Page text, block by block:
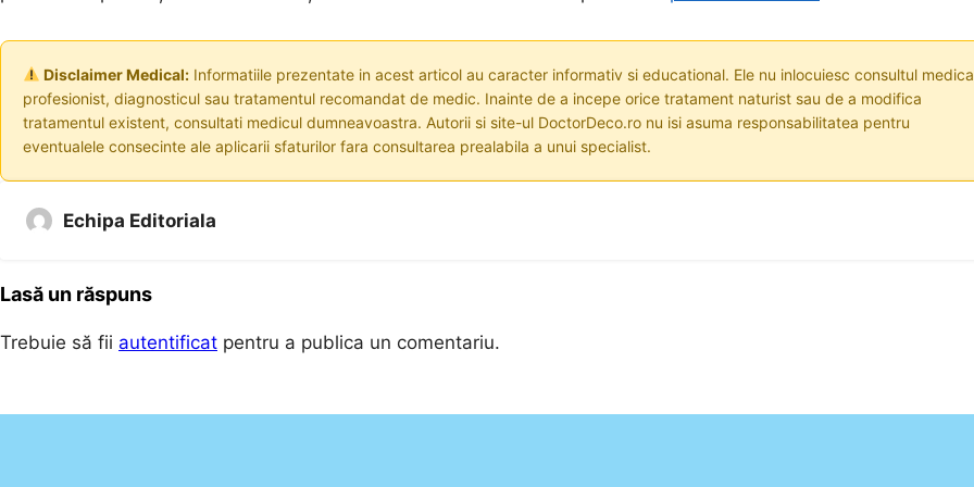
Disclaimer Medical:Informatiile prezentate in acest articol au caracter informativ si educational. Ele nu inlocuiesc consultul
profesionist, diagnosticul sau tratamentul recomandat de medic. Inainte de a incepe orice tratament naturist sau de a modifica
tratamentul existent, consultati medicul dumneavoastra. Autorii si site-ul DoctorDeco.ro nu isi asuma responsabilitatea pentru
eventualele consecinte ale aplicarii sfaturilor fara consultarea prealabila a unui specialist.
Echipa Editoriala
Lasă un răspuns
Trebuie să fii autentificat pentru a publica un comentariu.